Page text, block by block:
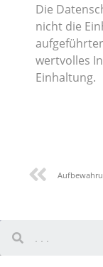
Die
nicht die
wertvolles
Einhaltung.